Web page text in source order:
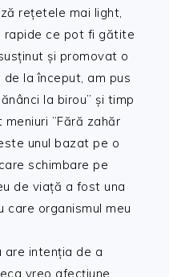
rețetele mai light,
rapide ce pot fi gătite
și promovat o
la început, am pus
la birou” și timp
”Fără zahăr
unul bazat pe o
schimbare pe
de viață a fost una
care organismul meu
are intenția de a
vreo afecțiune